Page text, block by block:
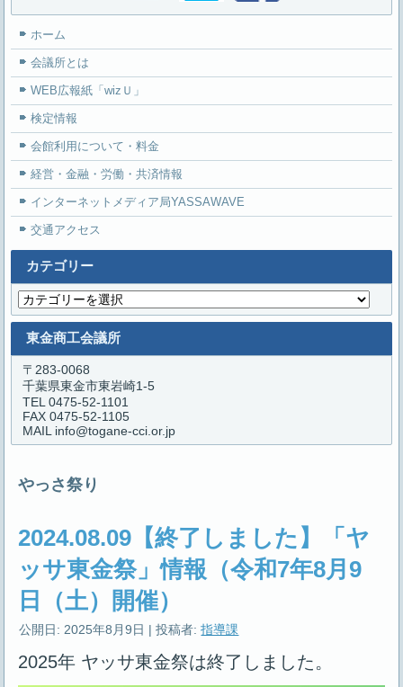
ホーム
会議所とは
WEB広報紙「wizＵ」
検定情報
会館利用について・料金
経営・金融・労働・共済情報
インターネットメディア局YASSAWAVE
交通アクセス
カテゴリー
カ
テ
ゴ
リ東金商工会議所
〒283-0068
千葉県東金市東岩崎1-5
TEL 0475-52-1101
FAX 0475-52-1105
MAIL info@togane-cci.or.jp
やっさ祭り
2024.08.09【終了しました】「ヤ
ッサ東金祭」情報（令和7年8月9
日（土）開催）
公開日: 2025年8月9日 |投稿者: 指導課
2025年 ヤッサ東金祭は終了しました。